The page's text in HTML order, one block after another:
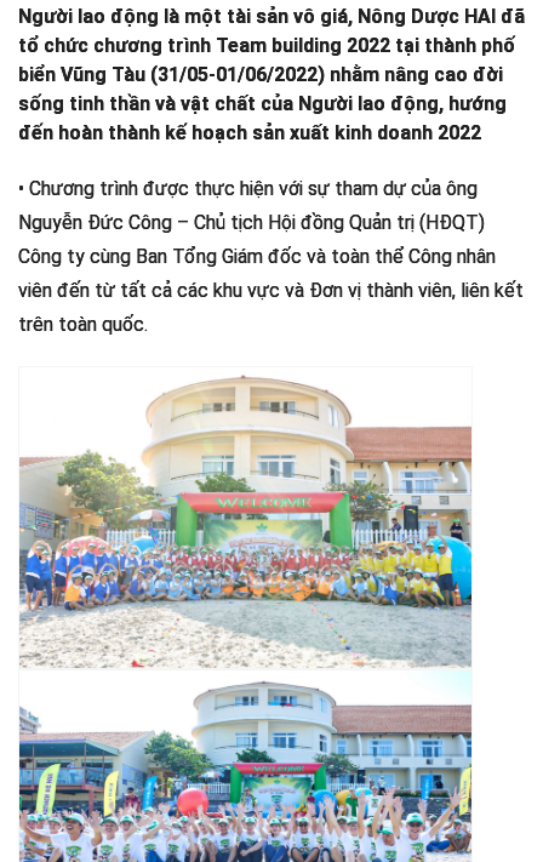
Người lao động là một tài sản vô giá, Nông Dược HAI đã
tổ chức chương trình Team building 2022 tại thành phố
biển Vũng Tàu (31/05-01/06/2022) nhằm nâng cao đời
sống tinh thần và vật chất của Người lao động, hướng
đến hoàn thành kế hoạch sản xuất kinh doanh 2022
• Chương trình được thực hiện với sự tham dự của ông
Nguyễn Đức Công – Chủ tịch Hội đồng Quản trị (HĐQT)
Công ty cùng Ban Tổng Giám đốc và toàn thể Công nhân
viên đến từ tất cả các khu vực và Đơn vị thành viên, liên kết
trên toàn quốc.